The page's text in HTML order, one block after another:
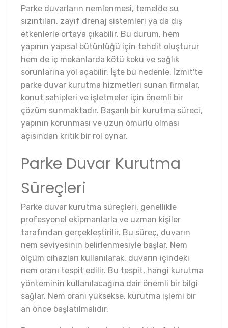
Parke duvarların nemlenmesi, temelde su
sızıntıları, zayıf drenaj sistemleri ya da dış
etkenlerle ortaya çıkabilir. Bu durum, hem
yapının yapısal bütünlüğü için tehdit oluşturur
hem de iç mekanlarda kötü koku ve sağlık
sorunlarına yol açabilir. İşte bu nedenle, İzmit'te
parke duvar kurutma hizmetleri sunan firmalar,
konut sahipleri ve işletmeler için önemli bir
çözüm sunmaktadır. Başarılı bir kurutma süreci,
yapının korunması ve uzun ömürlü olması
açısından kritik bir rol oynar.
Parke Duvar Kurutma
Süreçleri
Parke duvar kurutma süreçleri, genellikle
profesyonel ekipmanlarla ve uzman kişiler
tarafından gerçekleştirilir. Bu süreç, duvarın
nem seviyesinin belirlenmesiyle başlar. Nem
ölçüm cihazları kullanılarak, duvarın içindeki
nem oranı tespit edilir. Bu tespit, hangi kurutma
yönteminin kullanılacağına dair önemli bir bilgi
sağlar. Nem oranı yüksekse, kurutma işlemi bir
an önce başlatılmalıdır.